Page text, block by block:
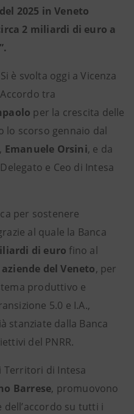
2025 in Veneto
2 miliardi di euro a
Si è svolta oggi a Vicenza
tra
per la crescita delle
scorso gennaio dal
Emanuele Orsini, e da
e Ceo di Intesa
per sostenere
al quale la Banca
di euro fino al
del Veneto, per
produttivo e
5.0 e I.A.,
stanziate dalla Banca
del PNRR.
Territori di Intesa
Barrese, promuovono
su tutti i